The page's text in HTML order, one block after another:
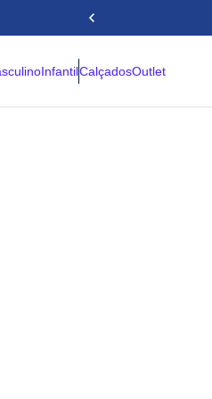
InfantilCalçadosOutlet